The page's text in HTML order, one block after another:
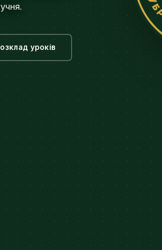
уроків